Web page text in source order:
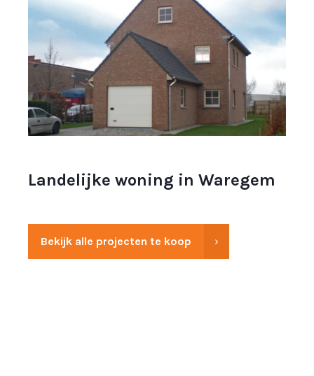
Landelijke woning in Waregem
Bekijk alle projecten te koop